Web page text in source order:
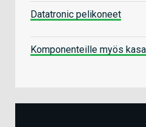
Datatronic pelikoneet
Komponenteille myös